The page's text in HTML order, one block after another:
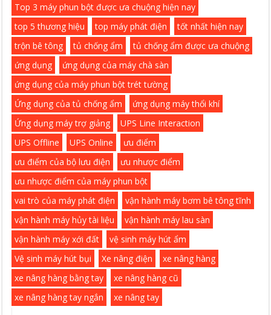
Top 3 máy phun bột được ưa chuộng hiện nay
top 5 thương hiệu
top máy phát điện
tốt nhất hiện nay
trộn bê tông
tủ chống ẩm
tủ chống ẩm được ưa chuộng
ứng dụng
ứng dụng của máy chà sàn
ứng dụng của máy phun bột trét tường
Ứng dụng của tủ chống ẩm
ứng dụng máy thổi khí
Ứng dụng máy trợ giảng
UPS Line Interaction
UPS Offline
UPS Online
ưu điểm
ưu điểm của bộ lưu điện
ưu nhược điểm
ưu nhược điểm của máy phun bột
vai trò của máy phát điện
vận hành máy bơm bê tông tĩnh
vận hành máy hủy tài liệu
vận hành máy lau sàn
vận hành máy xới đất
vệ sinh máy hút ẩm
Vệ sinh máy hút bụi
Xe nâng điện
xe nâng hàng
xe nâng hàng bằng tay
xe nâng hàng cũ
xe nâng hàng tay ngắn
xe nâng tay